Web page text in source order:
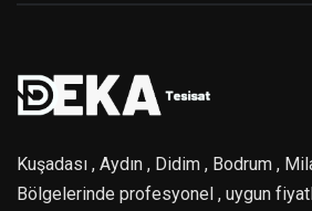
Kuşadası , Aydın , Didim , Bodrum ,
Bölgelerinde profesyonel , uygun